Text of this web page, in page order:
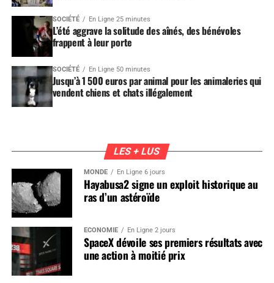
SOCIÉTÉ En Ligne 25 minutes
L’été aggrave la solitude des aînés, des bénévoles
frappent à leur porte
SOCIÉTÉ En Ligne 50 minutes
Jusqu’à 1 500 euros par animal pour les animaleries qui
vendent chiens et chats illégalement
LES + LUS
MONDE En Ligne 6 jours
Hayabusa2 signe un exploit historique au
ras d’un astéroïde
ÉCONOMIE En Ligne 2 jours
SpaceX dévoile ses premiers résultats avec
une action à moitié prix